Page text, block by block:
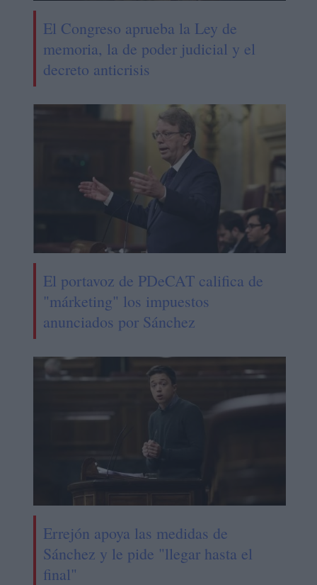
El Congreso aprueba la Ley de
memoria, la de poder judicial y el
decreto anticrisis
El portavoz de PDeCAT califica de
"márketing" los impuestos
anunciados por Sánchez
Errejón apoya las medidas de
Sánchez y le pide "llegar hasta el
final"